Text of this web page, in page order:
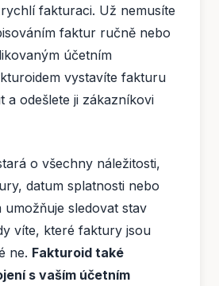
fakturaci. Už nemusíte
faktur ručně nebo
účetním
vystavíte fakturu
a odešlete ji zákazníkovi
o všechny náležitosti,
datum splatnosti nebo
umožňuje sledovat stav
víte, které faktury jsou
ne. Fakturoid také
s vaším účetním